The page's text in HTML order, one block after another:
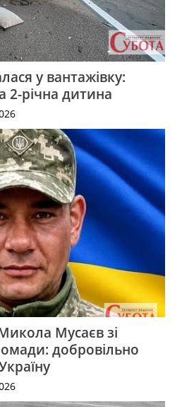
у вантажівку:
2-річна дитина
Мусаєв зі
добровільно